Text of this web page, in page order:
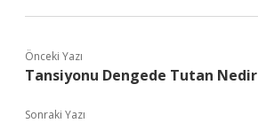
Önceki Yazı
Tansiyonu Dengede Tutan Nedir
Sonraki Yazı